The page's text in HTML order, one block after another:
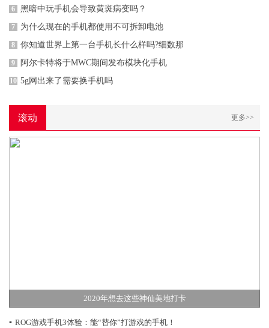
6 黑暗中玩手机会导致黄斑病变吗？
7 为什么现在的手机都使用不可拆卸电池
8 你知道世界上第一台手机长什么样吗?细数那
9 阿尔卡特将于MWC期间发布模块化手机
10 5g网出来了需要换手机吗
滚动 更多>>
2020年想去这些神仙美地打卡
▪ ROG游戏手机3体验：能“替你”打游戏的手机！